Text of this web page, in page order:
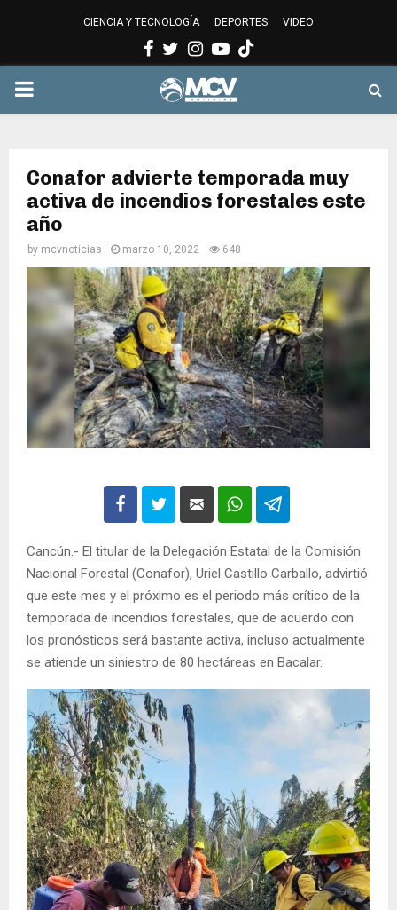
CIENCIA Y TECNOLOGÍA DEPORTES VIDEO
Facebook
Twitter
Instagram
Youtube
PRIMARY
Conafor advierte temporada muy
activa de incendios forestales este
año
by mcvnoticias marzo 10, 2022 648
Cancún.- El titular de la Delegación Estatal de la Comisión
Nacional Forestal (Conafor), Uriel Castillo Carballo, advirtió
que este mes y el próximo es el periodo más crítico de la
temporada de incendios forestales, que de acuerdo con
los pronósticos será bastante activa, incluso actualmente
se atiende un siniestro de 80 hectáreas en Bacalar.